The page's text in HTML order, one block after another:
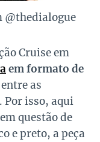
@thedialogue
Cruise em
em formato de
as
Por isso, aqui
questão de
e preto, a peça